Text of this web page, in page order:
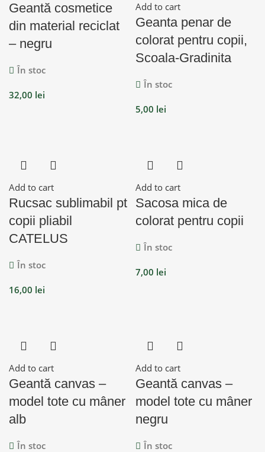
Geantă cosmetice
din material reciclat
– negru
În stoc
32,00 lei
Add to cart
Geanta penar de
colorat pentru copii,
Scoala-Gradinita
În stoc
5,00 lei
Add to cart
Rucsac sublimabil pt
copii pliabil
CATELUS
În stoc
16,00 lei
Add to cart
Sacosa mica de
colorat pentru copii
În stoc
7,00 lei
Add to cart
Geantă canvas –
model tote cu mâner
alb
În stoc
Add to cart
Geantă canvas –
model tote cu mâner
negru
În stoc